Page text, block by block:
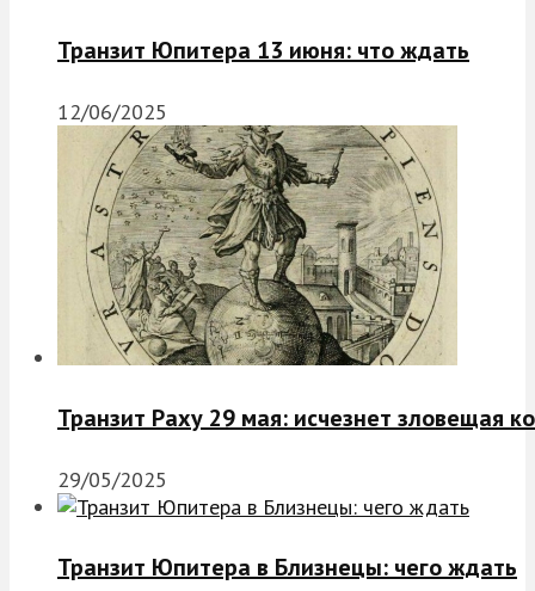
Транзит Юпитера 13 июня: что ждать
12/06/2025
Транзит Раху 29 мая: исчезнет зловещая
29/05/2025
Транзит Юпитера в Близнецы: чего ждать